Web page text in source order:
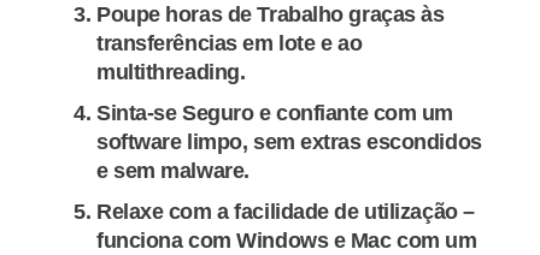
Poupe horas de Trabalho graças às
transferências em lote e ao
multithreading.
Sinta-se Seguro e confiante com um
software limpo, sem extras escondidos
e sem malware.
Relaxe com a facilidade de utilização –
funciona com Windows e Mac com um